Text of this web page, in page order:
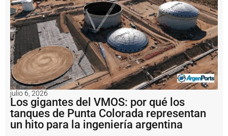
o
d
e
l
t
r
á
n
s
it
o
d
e
b
julio 6, 2026
Los gigantes del VMOS: por qué los
tanques de Punta Colorada representan
un hito para la ingeniería argentina